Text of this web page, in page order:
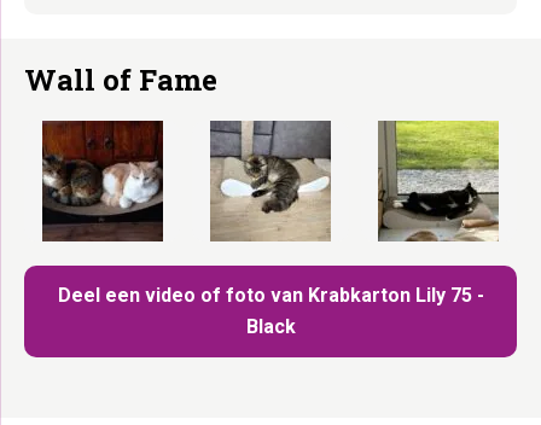
Wall of Fame
Deel een video of foto van Krabkarton Lily 75 -
Black